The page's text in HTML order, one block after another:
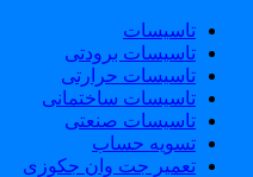
تاسیسات
تاسیسات برودتی
تاسیسات حرارتی
تاسیسات ساختمانی
تاسیسات صنعتی
تسویه حساب
تعمیر جت وان جکوزی